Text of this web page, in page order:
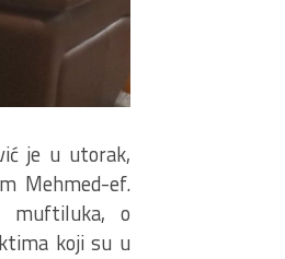
je u utorak,
Mehmed-ef.
muftiluka, o
koji su u